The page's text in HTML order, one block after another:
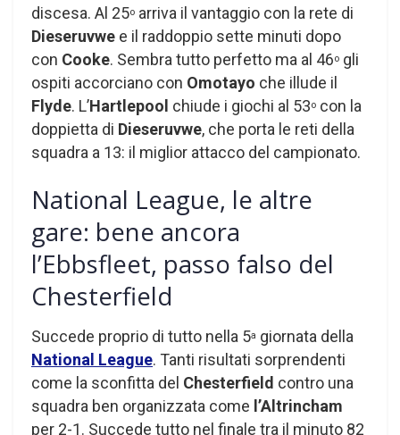
discesa. Al 25o arriva il vantaggio con la rete di
Dieseruvwe e il raddoppio sette minuti dopo
con Cooke. Sembra tutto perfetto ma al 46o gli
ospiti accorciano con Omotayo che illude il
Flyde. L’Hartlepool chiude i giochi al 53o con la
doppietta di Dieseruvwe, che porta le reti della
squadra a 13: il miglior attacco del campionato.
National League, le altre
gare: bene ancora
l’Ebbsfleet, passo falso del
Chesterfield
Succede proprio di tutto nella 5a giornata della
National League. Tanti risultati sorprendenti
come la sconfitta del Chesterfield contro una
squadra ben organizzata come l’Altrincham
per 2-1. Succede tutto nel finale tra il minuto 82